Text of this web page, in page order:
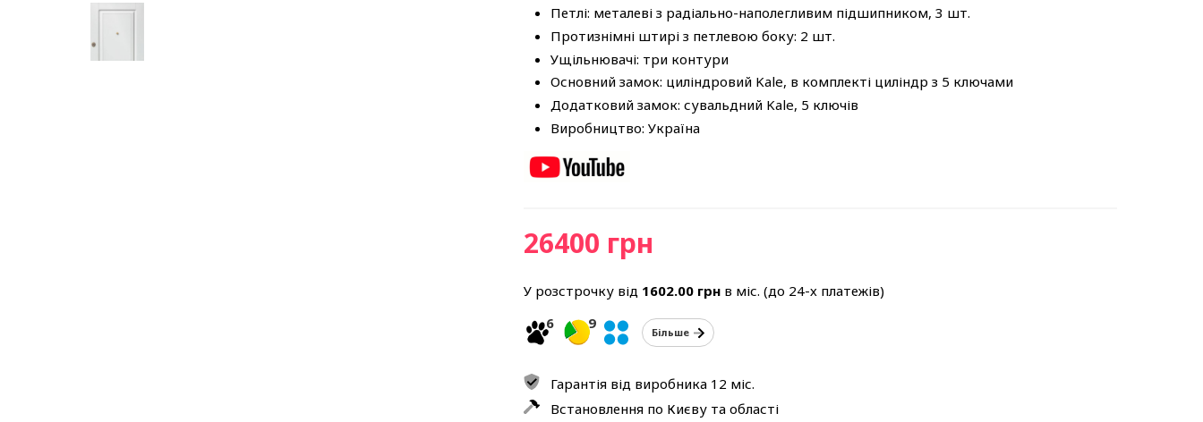
Петлі: металеві з радіально-наполегливим підшипником, 3 шт.
Протизнімні штирі з петлевою боку: 2 шт.
Ущільнювачі: три контури
Основний замок: циліндровий Kale, в комплекті циліндр з 5 ключами
Додатковий замок: сувальдний Kale, 5 ключів
Виробництво: Україна
26400 грн
У розстрочку від 1602.00 грн в міс. (до 24-х платежів)
6
9
Більше
Гарантія від виробника 12 міс.
Встановлення по Києву та області